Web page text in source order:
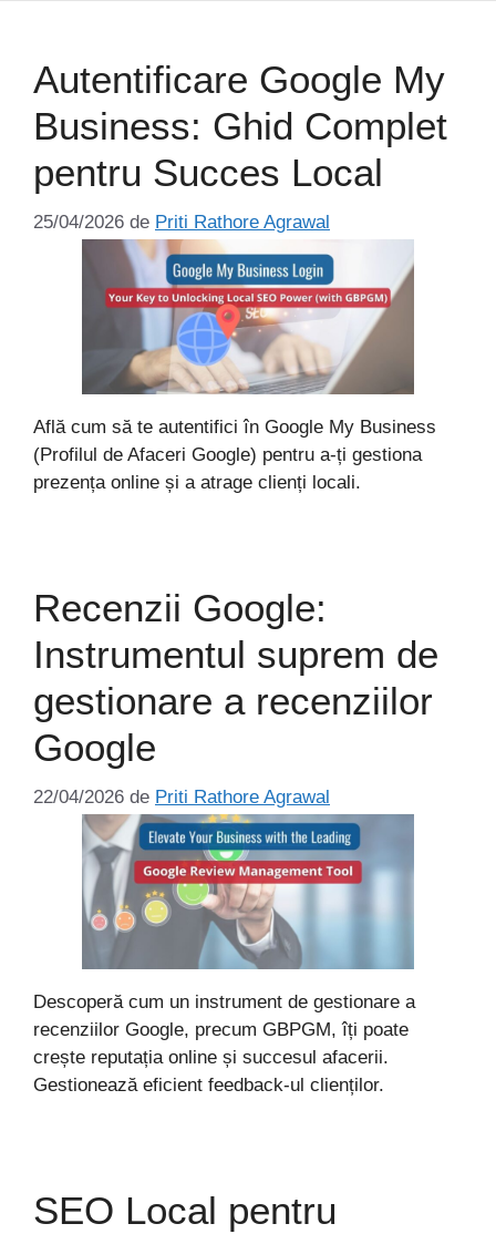
conținutAutentificare Google My
Business: Ghid Complet
pentru Succes Local
25/04/2026 de Priti Rathore Agrawal
Află cum să te autentifici în Google My Business
(Profilul de Afaceri Google) pentru a-ți gestiona
prezența online și a atrage clienți locali.
Recenzii Google:
Instrumentul suprem de
gestionare a recenziilor
Google
22/04/2026 de Priti Rathore Agrawal
Descoperă cum un instrument de gestionare a
recenziilor Google, precum GBPGM, îți poate
crește reputația online și succesul afacerii.
Gestionează eficient feedback-ul clienților.
SEO Local pentru